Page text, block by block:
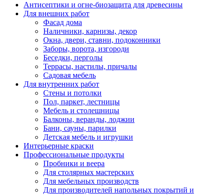
Антисептики и огне-биозащита для древесины
Для внешних работ
Фасад дома
Наличники, карнизы, декор
Окна, двери, ставни, подоконники
Заборы, ворота, изгороди
Беседки, перголы
Террасы, настилы, причалы
Садовая мебель
Для внутренних работ
Стены и потолки
Пол, паркет, лестницы
Мебель и столешницы
Балконы, веранды, лоджии
Бани, сауны, парилки
Детская мебель и игрушки
Интерьерные краски
Профессиональные продукты
Пробники и веера
Для столярных мастерских
Для мебельных производств
Для производителей напольных покрытий и